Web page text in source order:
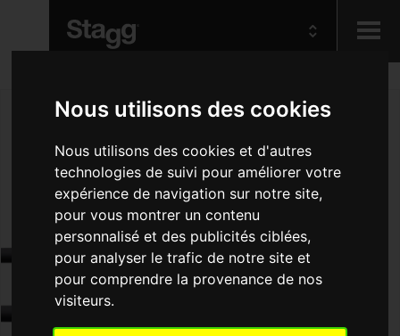
Nous utilisons des cookies
Nous utilisons des cookies et d'autres
technologies de suivi pour améliorer votre
expérience de navigation sur notre site,
pour vous montrer un contenu
personnalisé et des publicités ciblées,
pour analyser le trafic de notre site et
pour comprendre la provenance de nos
visiteurs.
Audio &
Lighting